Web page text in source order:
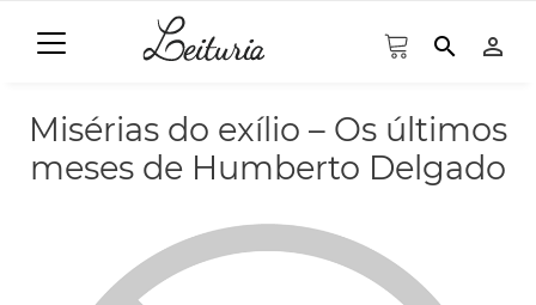
search person_outline
Misérias do exílio – Os últimos
meses de Humberto Delgado